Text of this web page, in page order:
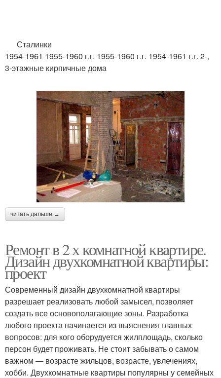
Сталинки
1954-1961 1955-1960 г.г. 1955-1960 г.г. 1954-1961 г.г. 2-,
3-этажные кирпичные дома
читать дальше →
Ремонт в 2 х комнатной квартире.
Дизайн двухкомнатной квартиры:
проект
Современный дизайн двухкомнатной квартиры
разрешает реализовать любой замысел, позволяет
создать все основополагающие зоны. Разработка
любого проекта начинается из выяснения главных
вопросов: для кого оборудуется жилплощадь, сколько
персон будет проживать. Не стоит забывать о самом
важном — возрасте жильцов, возрасте, увлечениях,
хобби. Двухкомнатные квартиры популярны у семейных